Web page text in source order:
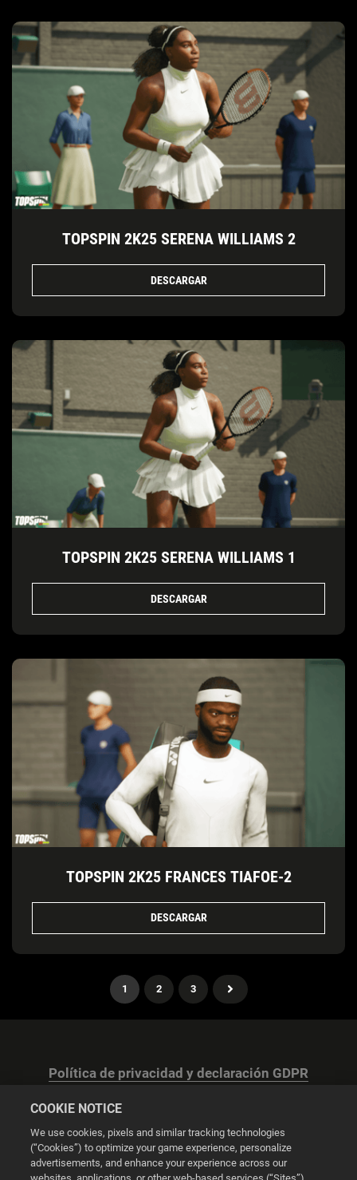
TOPSPIN 2K25 SERENA WILLIAMS 2
DESCARGAR
TOPSPIN 2K25 SERENA WILLIAMS 1
DESCARGAR
TOPSPIN 2K25 FRANCES TIAFOE-2
DESCARGAR
1 2 3
Política de privacidad y declaración GDPR
COOKIE NOTICE
We use cookies, pixels and similar tracking technologies
(“Cookies”) to optimize your game experience, personalize
advertisements, and enhance your experience across our